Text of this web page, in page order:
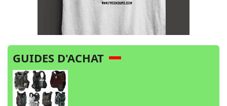
GUIDES D'ACHAT